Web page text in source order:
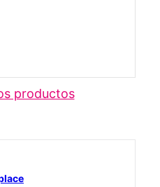
productos